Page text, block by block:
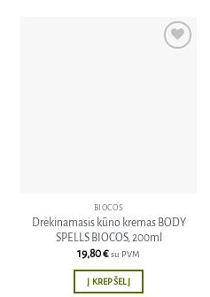
BIOCOS
Drėkinamasis kūno kremas BODY
SPELLS BIOCOS, 200ml
19,80€su PVM
Į KREPŠELĮ